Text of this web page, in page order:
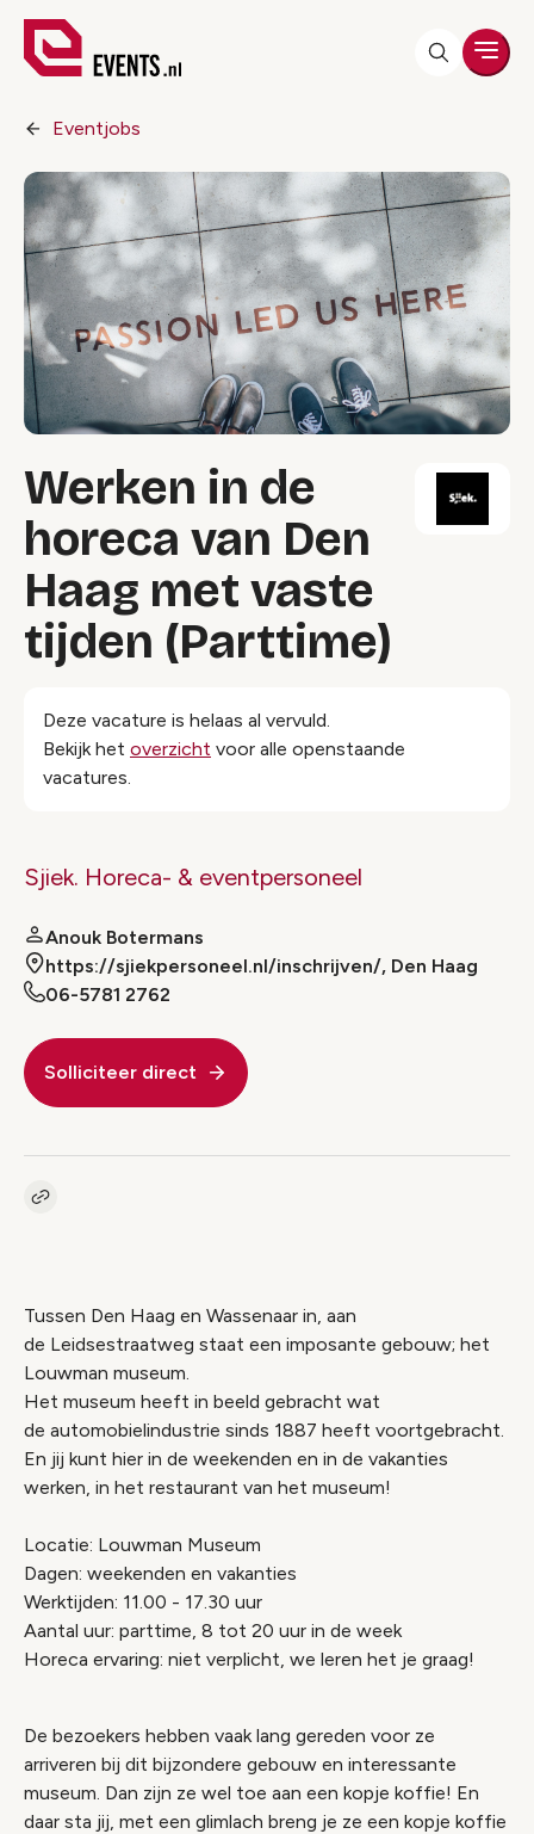
Eventjobs
Werken in de
horeca van Den
Haag met vaste
tijden (Parttime)
Deze vacature is helaas al vervuld.
Bekijk het overzicht voor alle openstaande
vacatures.
Sjiek. Horeca- & eventpersoneel
Anouk Botermans
https://sjiekpersoneel.nl/inschrijven/, Den Haag
06-5781 2762
Solliciteer direct
Kopieer link naar vacature
Tussen Den Haag en Wassenaar in, aan
de Leidsestraatweg staat een imposante gebouw; het
Louwman museum.
Het museum heeft in beeld gebracht wat
de automobielindustrie sinds 1887 heeft voortgebracht.
En jij kunt hier in de weekenden en in de vakanties
werken, in het restaurant van het museum!
Locatie: Louwman Museum
Dagen: weekenden en vakanties
Werktijden: 11.00 - 17.30 uur
Aantal uur: parttime, 8 tot 20 uur in de week
Horeca ervaring: niet verplicht, we leren het je graag!
De bezoekers hebben vaak lang gereden voor ze
arriveren bij dit bijzondere gebouw en interessante
museum. Dan zijn ze wel toe aan een kopje koffie! En
daar sta jij, met een glimlach breng je ze een kopje koffie